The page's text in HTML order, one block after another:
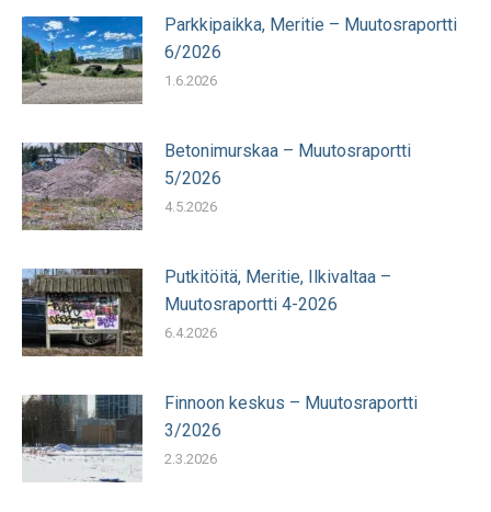
Parkkipaikka, Meritie – Muutosraportti
6/2026
1.6.2026
Betonimurskaa – Muutosraportti
5/2026
4.5.2026
Putkitöitä, Meritie, Ilkivaltaa –
Muutosraportti 4-2026
6.4.2026
Finnoon keskus – Muutosraportti
3/2026
2.3.2026